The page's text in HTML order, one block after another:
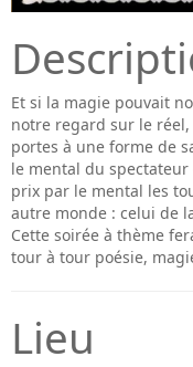
Et si la magie pouvait
notre regard sur le
portes à une forme de
le mental du
prix par le mental les
autre monde : celui de
Cette soirée à thème
tour à tour poésie,
Lieu